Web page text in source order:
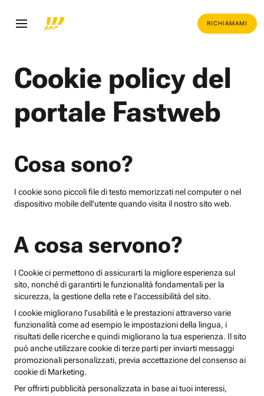
RICHIAMAMI
Cookie policy del
portale Fastweb
Cosa sono?
I cookie sono piccoli file di testo memorizzati nel computer o nel
dispositivo mobile dell'utente quando visita il nostro sito web.
A cosa servono?
I Cookie ci permettono di assicurarti la migliore esperienza sul
sito, nonché di garantirti le funzionalità fondamentali per la
sicurezza, la gestione della rete e l’accessibilità del sito.
I cookie migliorano l’usabilità e le prestazioni attraverso varie
funzionalità come ad esempio le impostazioni della lingua, i
risultati delle ricerche e quindi migliorano la tua esperienza. Il sito
può anche utilizzare cookie di terze parti per inviarti messaggi
promozionali personalizzati, previa accettazione del consenso ai
cookie di Marketing.
Per offrirti pubblicità personalizzata in base ai tuoi interessi,